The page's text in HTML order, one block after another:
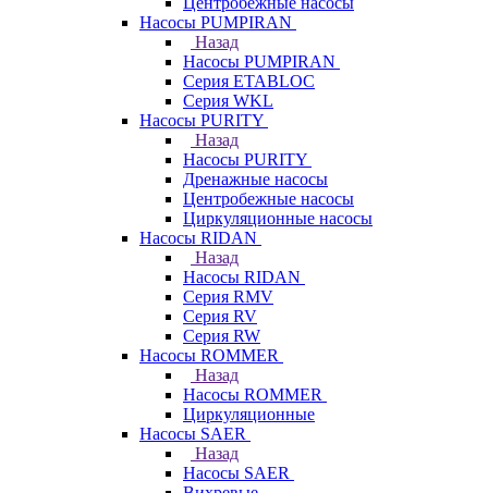
Насосы PUMPIRAN
Назад
Насосы PUMPIRAN
Серия ETABLOC
Серия WKL
Насосы PURITY
Назад
Насосы PURITY
Дренажные насосы
Центробежные насосы
Циркуляционные насосы
Насосы RIDAN
Назад
Насосы RIDAN
Серия RMV
Серия RV
Серия RW
Насосы ROMMER
Назад
Насосы ROMMER
Циркуляционные
Насосы SAER
Назад
Насосы SAER